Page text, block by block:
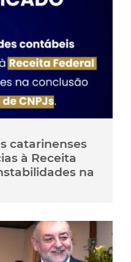
catarinenses
à Receita
na